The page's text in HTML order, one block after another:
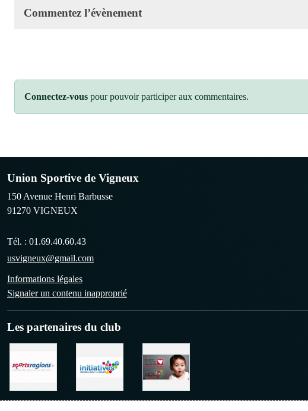
Commentez l’évènement
Connectez-vous pour pouvoir participer aux commentaires.
Union Sportive de Vigneux
150 Avenue Henri Barbusse
91270 VIGNEUX
Tél. : 01.69.40.60.43
usvigneux@gmail.com
Informations légales
Signaler un contenu inapproprié
Les partenaires du club